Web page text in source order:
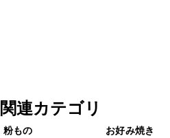
関連カテゴリ
粉もの お好み焼き